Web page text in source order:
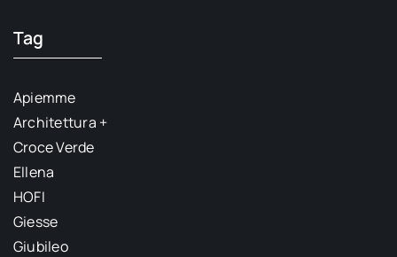
Tag
Apiemme
Architettura +
Croce Verde
Ellena
HOFI
Giesse
Giubileo